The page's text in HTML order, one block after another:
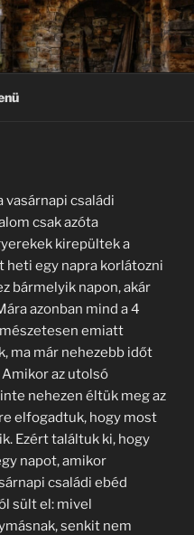
családi
csak azóta
kirepültek a
egy napra korlátozni
bármelyik napon, akár
azonban mind a 4
emiatt
ma már nehezebb időt
az utolsó
nehezen éltük meg az
elfogadtuk, hogy most
Ezért találtuk ki, hogy
napot, amikor
családi ebéd
sült el: mivel
senkit nem